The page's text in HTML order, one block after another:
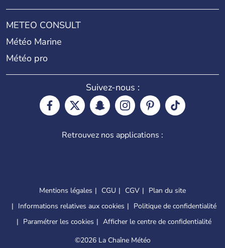
METEO CONSULT
Météo Marine
Météo pro
Suivez-nous :
Retrouvez nos applications :
Mentions légales CGU CGV
Plan du site
Informations relatives aux cookies
Politique de confidentialité
Paramétrer les cookies
Afficher le centre de confidentialité
©2026 La Chaîne Météo